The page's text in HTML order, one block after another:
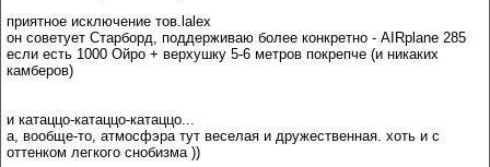
приятное исключение тов.lalex
он советует Старборд, поддерживаю более конкретно - AIRplane 285
если есть 1000 Ойро + верхушку 5-6 метров покрепче (и никаких
камберов)
и катаццо-катаццо-катаццо...
а, вообще-то, атмосфэра тут веселая и дружественная. хоть и с
оттенком легкого снобизма ))